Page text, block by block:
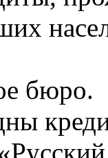
бюро.